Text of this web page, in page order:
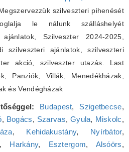
szilveszteri pihenését
le nálunk szálláshelyét
Szilveszter 2024-2025,
szilveszteri ajánlatok, szilveszteri
akció, szilveszter utazás. Last
Panziók, Villák, Menedékházak,
és Vendégházak
Budapest, Szigetbecse,
, Bogács, Szarvas, Gyula, Miskolc,
, Kehidakustány, Nyírbátor,
Harkány, Esztergom, Alsóörs,